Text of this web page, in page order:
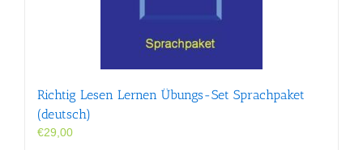
Richtig Lesen Lernen Übungs-Set Sprachpaket
(deutsch)
€29,00